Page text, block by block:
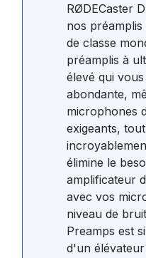
RØDECaster
nos
de classe
préamplis à
élevé qui
abondante,
microphones
exigeants,
élimine le
amplificateur
avec vos
niveau de
Preamps est
d'un